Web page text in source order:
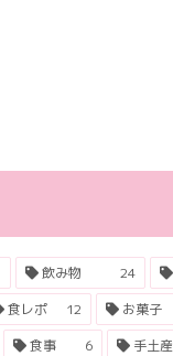
飲み物 24
食レポ 12 お菓子
食事 6 手土産